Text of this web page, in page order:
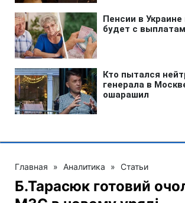
Главная » Аналитика » Статьи
Б.Тарасюк готовий